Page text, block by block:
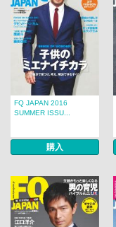
FQ JAPAN 2016
SUMMER ISSU...
購入